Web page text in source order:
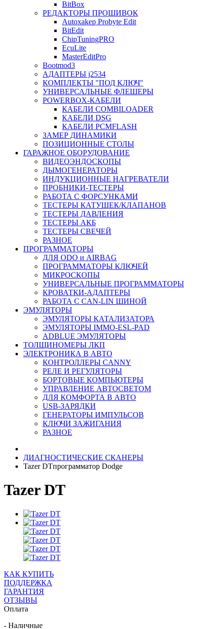
BitBox
РЕДАКТОРЫ ПРОШИВОК
Autoxakep Probyte Edit
BitEdit
ChipTuningPRO
EcuLite
MasterEditPro
Bootmod3
АДАПТЕРЫ j2534
КОМПЛЕКТЫ "ПОД КЛЮЧ"
УНИВЕРСАЛЬНЫЕ ФЛЕШЕРЫ
POWERBOX-КАБЕЛИ
КАБЕЛИ COMBILOADER
КАБЕЛИ DSG
КАБЕЛИ PCMFLASH
ЗАМЕР ДИНАМИКИ
ПОЗИЦИОННЫЕ СТОЛЫ
ГАРАЖНОЕ ОБОРУДОВАНИЕ
ВИДЕОЭНДОСКОПЫ
ДЫМОГЕНЕРАТОРЫ
ИНДУКЦИОННЫЕ НАГРЕВАТЕЛИ
ПРОБНИКИ-ТЕСТЕРЫ
РАБОТА С ФОРСУНКАМИ
ТЕСТЕРЫ КАТУШЕК/КЛАПАНОВ
ТЕСТЕРЫ ДАВЛЕНИЯ
ТЕСТЕРЫ АКБ
ТЕСТЕРЫ СВЕЧЕЙ
РАЗНОЕ
ПРОГРАММАТОРЫ
ДЛЯ ODO и AIRBAG
ПРОГРАММАТОРЫ КЛЮЧЕЙ
МИКРОСКОПЫ
УНИВЕРСАЛЬНЫЕ ПРОГРАММАТОРЫ
КРОВАТКИ-АДАПТЕРЫ
РАБОТА С CAN-LIN ШИНОЙ
ЭМУЛЯТОРЫ
ЭМУЛЯТОРЫ КАТАЛИЗАТОРА
ЭМУЛЯТОРЫ IMMO-ESL-PAD
ADBLUE ЭМУЛЯТОРЫ
ТОЛЩИНОМЕРЫ ЛКП
ЭЛЕКТРОНИКА В АВТО
КОНТРОЛЛЕРЫ CANNY
РЕЛЕ И РЕГУЛЯТОРЫ
БОРТОВЫЕ КОМПЬЮТЕРЫ
УПРАВЛЕНИЕ АВТОСВЕТОМ
ДЛЯ КОМФОРТА В АВТО
USB-ЗАРЯДКИ
ГЕНЕРАТОРЫ ИМПУЛЬСОВ
КЛЮЧИ ЗАЖИГАНИЯ
РАЗНОЕ
ДИАГНОСТИЧЕСКИЕ СКАНЕРЫ
Tazer DTпрограмматор Dodge
Tazer DT
КАК КУПИТЬ
ПОДДЕРЖКА
ГАРАНТИЯ
ОТЗЫВЫ
Оплата
- Наличные